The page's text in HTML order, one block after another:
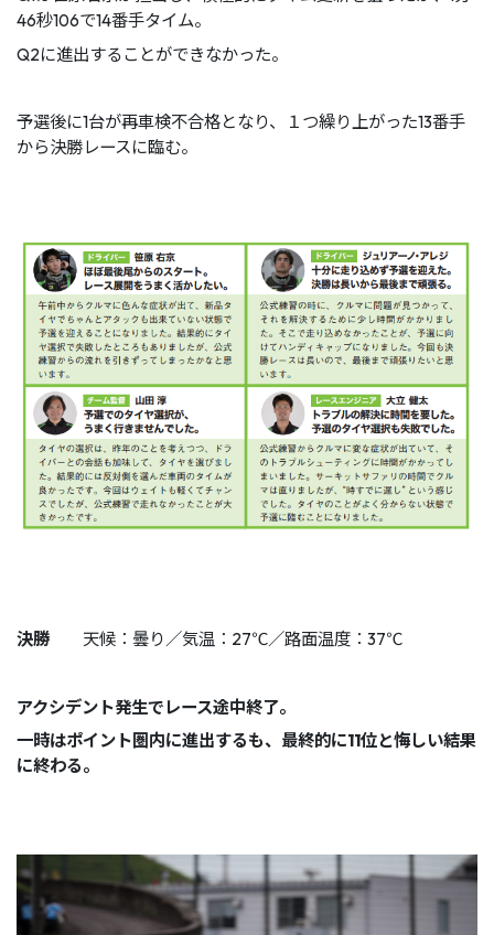
46秒106で14番手タイム。
Q2に進出することができなかった。
予選後に1台が再車検不合格となり、１つ繰り上がった13番手
から決勝レースに臨む。
決勝 天候：曇り／気温：27℃／路面温度：37℃
アクシデント発生でレース途中終了。
一時はポイント圏内に進出するも、最終的に11位と悔しい結果
に終わる。